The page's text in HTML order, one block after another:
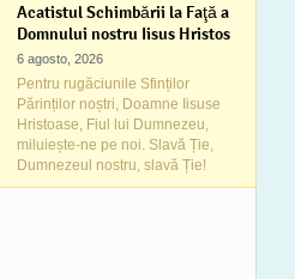
Acatistul Schimbării la Faţă a
Domnului nostru Iisus Hristos
6 agosto, 2026
Pentru rugăciunile Sfinților
Părinților noștri, Doamne Iisuse
Hristoase, Fiul lui Dumnezeu,
miluiește-ne pe noi. Slavă Ție,
Dumnezeul nostru, slavă Ție!